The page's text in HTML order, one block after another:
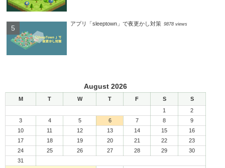
アプリ「sleeptown」で夜更かし対策 9878 views
August 2026
M T W T F S S
1
2
3
4 5 6 7 8
9
10
11 12 13 14 15
16
17
18 19 20 21 22
23
24
25 26 27 28 29
30
31